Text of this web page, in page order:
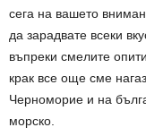
сега на вашето
да зарадвате всеки
въпреки смелите
крак все още сме
Черноморие и на
морско.